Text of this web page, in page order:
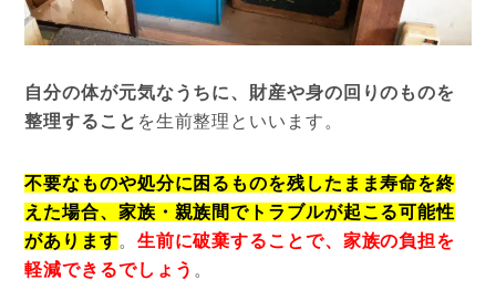
自分の体が元気なうちに、財産や身の回りのものを
整理すること を生前整理といいます。
不要なものや処分に困るものを残したまま寿命を終
えた場合、家族・親族間でトラブルが起こる可能性
があります。 生前に破棄することで、家族の負担を
軽減できるでしょう 。